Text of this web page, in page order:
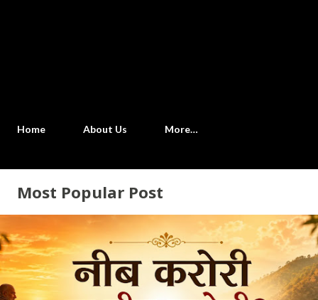
Home About Us More…
Most Popular Post